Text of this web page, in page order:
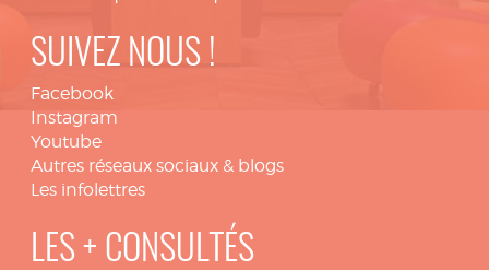
SUIVEZ NOUS !
Facebook
Instagram
Youtube
Autres réseaux sociaux & blogs
Les infolettres
LES + CONSULTÉS